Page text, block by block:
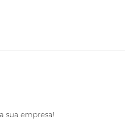
sua empresa!